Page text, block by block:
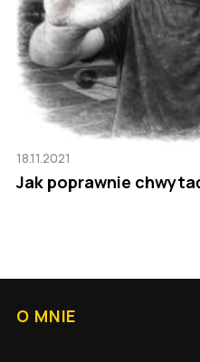
18.11.2021
Jak poprawnie
O MNIE